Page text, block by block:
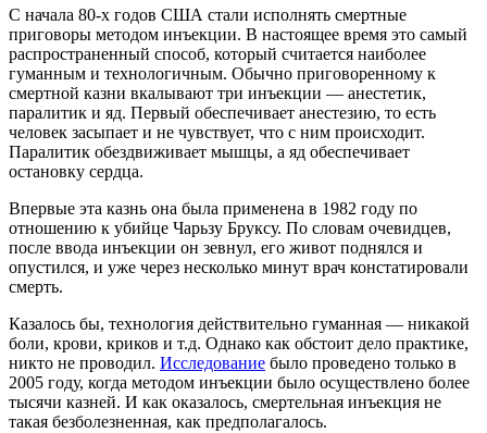
С начала 80-х годов США стали исполнять смертные
приговоры методом инъекции. В настоящее время это самый
распространенный способ, который считается наиболее
гуманным и технологичным. Обычно приговоренному к
смертной казни вкалывают три инъекции — анестетик,
паралитик и яд. Первый обеспечивает анестезию, то есть
человек засыпает и не чувствует, что с ним происходит.
Паралитик обездвиживает мышцы, а яд обеспечивает
остановку сердца.
Впервые эта казнь она была применена в 1982 году по
отношению к убийце Чарьзу Бруксу. По словам очевидцев,
после ввода инъекции он зевнул, его живот поднялся и
опустился, и уже через несколько минут врач констатировали
смерть.
Казалось бы, технология действительно гуманная — никакой
боли, крови, криков и т.д. Однако как обстоит дело практике,
никто не проводил. Исследование было проведено только в
2005 году, когда методом инъекции было осуществлено более
тысячи казней. И как оказалось, смертельная инъекция не
такая безболезненная, как предполагалось.